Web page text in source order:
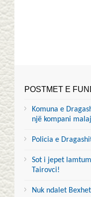
POSTMET E
Komuna e
një kompani
Policia e
Sot i jepet
Tairovci!
Nuk ndalet